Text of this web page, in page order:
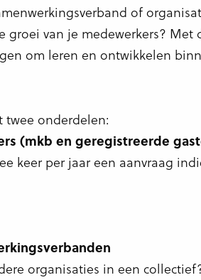
of
groei van je medewerkers? Met
om leren en ontwikkelen
twee onderdelen:
(mkb en geregistreerde
keer per jaar een aanvraag
organisaties in een